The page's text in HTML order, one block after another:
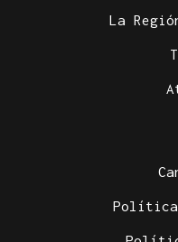
La
Política